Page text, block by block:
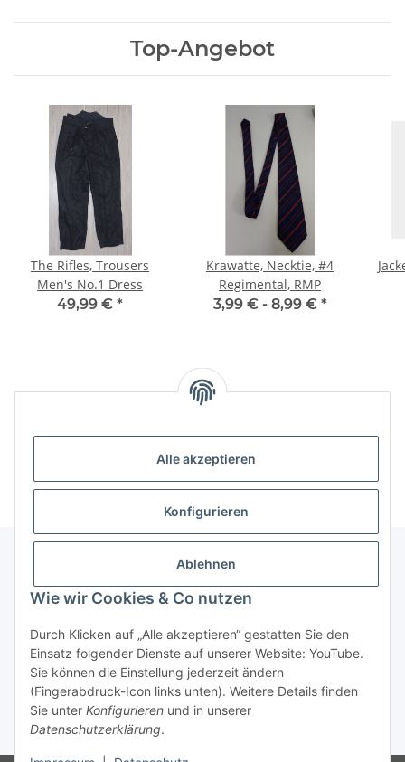
Alle akzeptieren
Konfigurieren
Ablehnen
Wie wir Cookies & Co nutzen
Durch Klicken auf „Alle akzeptieren“ gestatten Sie den
Einsatz folgender Dienste auf unserer Website: YouTube.
Sie können die Einstellung jederzeit ändern
(Fingerabdruck-Icon links unten). Weitere Details finden
Sie unter Konfigurieren und in unserer
Datenschutzerklärung.
Top-Angebot
The Rifles, Trousers
Men's No.1 Dress
49,99 € *
Krawatte, Necktie, #4
Regimental, RMP
3,99 € - 8,99 € *
Kategorien
Informationen
Gesetzliche Informationen
Widerrufsbutton
* Alle Preise inkl. gesetzlicher USt., zzgl.